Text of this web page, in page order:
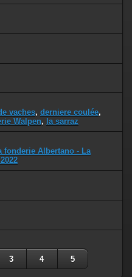
vaches, derniere coulée,
Walpen, la sarraz
fonderie Albertano - La
3 4 5